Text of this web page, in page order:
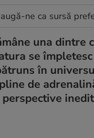
ne ca sursă
una dintre
se
în
de